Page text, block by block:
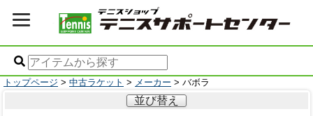
トップページ > 中古ラケット > メーカー > バボラ
並び替え